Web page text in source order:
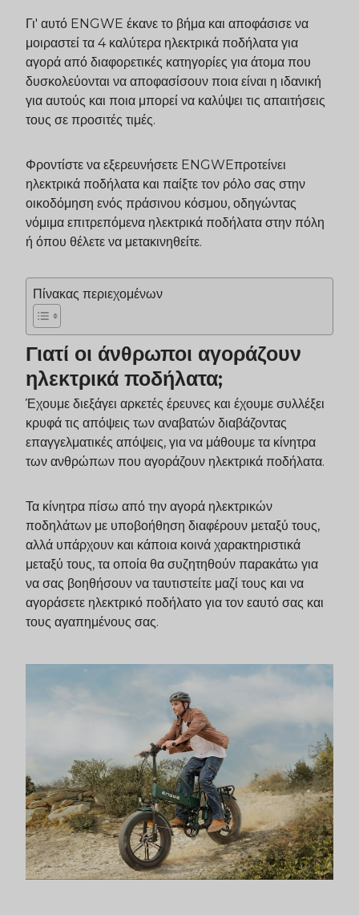
Γι' αυτό ENGWE έκανε το βήμα και αποφάσισε να
μοιραστεί τα 4 καλύτερα ηλεκτρικά ποδήλατα για
αγορά από διαφορετικές κατηγορίες για άτομα που
δυσκολεύονται να αποφασίσουν ποια είναι η ιδανική
για αυτούς και ποια μπορεί να καλύψει τις απαιτήσεις
τους σε προσιτές τιμές.
Φροντίστε να εξερευνήσετε ENGWEπροτείνει
ηλεκτρικά ποδήλατα και παίξτε τον ρόλο σας στην
οικοδόμηση ενός πράσινου κόσμου, οδηγώντας
νόμιμα επιτρεπόμενα ηλεκτρικά ποδήλατα στην πόλη
ή όπου θέλετε να μετακινηθείτε.
Πίνακας περιεχομένων
Γιατί οι άνθρωποι αγοράζουν
ηλεκτρικά ποδήλατα;
Έχουμε διεξάγει αρκετές έρευνες και έχουμε συλλέξει
κρυφά τις απόψεις των αναβατών διαβάζοντας
επαγγελματικές απόψεις, για να μάθουμε τα κίνητρα
των ανθρώπων που αγοράζουν ηλεκτρικά ποδήλατα.
Τα κίνητρα πίσω από την αγορά ηλεκτρικών
ποδηλάτων με υποβοήθηση διαφέρουν μεταξύ τους,
αλλά υπάρχουν και κάποια κοινά χαρακτηριστικά
μεταξύ τους, τα οποία θα συζητηθούν παρακάτω για
να σας βοηθήσουν να ταυτιστείτε μαζί τους και να
αγοράσετε ηλεκτρικό ποδήλατο για τον εαυτό σας και
τους αγαπημένους σας.